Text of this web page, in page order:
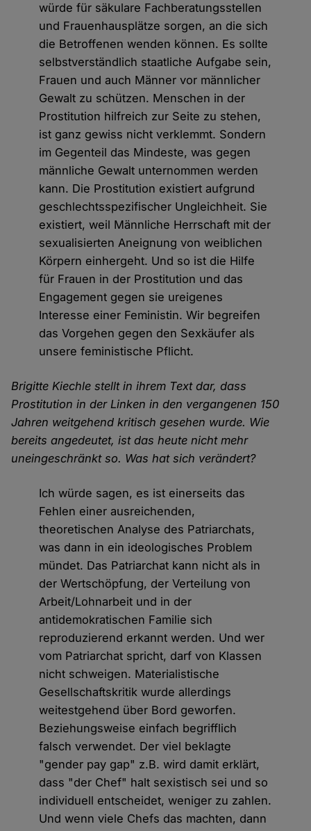
würde für säkulare Fachberatungsstellen
und Frauenhausplätze sorgen, an die sich
die Betroffenen wenden können. Es sollte
selbstverständlich staatliche Aufgabe sein,
Frauen und auch Männer vor männlicher
Gewalt zu schützen. Menschen in der
Prostitution hilfreich zur Seite zu stehen,
ist ganz gewiss nicht verklemmt. Sondern
im Gegenteil das Mindeste, was gegen
männliche Gewalt unternommen werden
kann. Die Prostitution existiert aufgrund
geschlechtsspezifischer Ungleichheit. Sie
existiert, weil Männliche Herrschaft mit der
sexualisierten Aneignung von weiblichen
Körpern einhergeht. Und so ist die Hilfe
für Frauen in der Prostitution und das
Engagement gegen sie ureigenes
Interesse einer Feministin. Wir begreifen
das Vorgehen gegen den Sexkäufer als
unsere feministische Pflicht.
Brigitte Kiechle stellt in ihrem Text dar, dass
Prostitution in der Linken in den vergangenen 150
Jahren weitgehend kritisch gesehen wurde. Wie
bereits angedeutet, ist das heute nicht mehr
uneingeschränkt so. Was hat sich verändert?
Ich würde sagen, es ist einerseits das
Fehlen einer ausreichenden,
theoretischen Analyse des Patriarchats,
was dann in ein ideologisches Problem
mündet. Das Patriarchat kann nicht als in
der Wertschöpfung, der Verteilung von
Arbeit/Lohnarbeit und in der
antidemokratischen Familie sich
reproduzierend erkannt werden. Und wer
vom Patriarchat spricht, darf von Klassen
nicht schweigen. Materialistische
Gesellschaftskritik wurde allerdings
weitestgehend über Bord geworfen.
Beziehungsweise einfach begrifflich
falsch verwendet. Der viel beklagte
"gender pay gap" z.B. wird damit erklärt,
dass "der Chef" halt sexistisch sei und so
individuell entscheidet, weniger zu zahlen.
Und wenn viele Chefs das machten, dann